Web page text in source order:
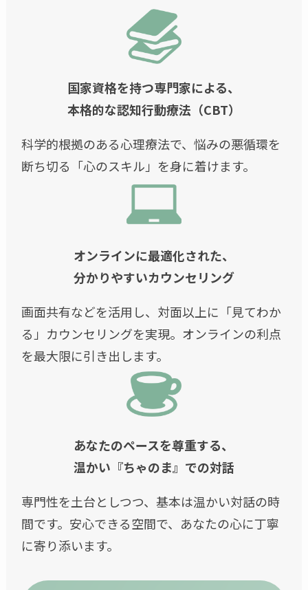
国家資格を持つ専門家による、
本格的な認知行動療法（CBT）
科学的根拠のある心理療法で、悩みの悪循環を
断ち切る「心のスキル」を身に着けます。
オンラインに最適化された、
分かりやすいカウンセリング
画面共有などを活用し、対面以上に「見てわか
る」カウンセリングを実現。オンラインの利点
を最大限に引き出します。
あなたのペースを尊重する、
温かい『ちゃのま』での対話
専門性を土台としつつ、基本は温かい対話の時
間です。安心できる空間で、あなたの心に丁寧
に寄り添います。